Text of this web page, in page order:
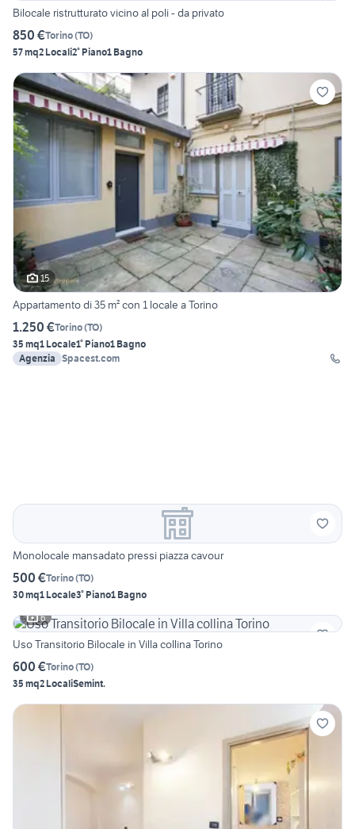
Bilocale ristrutturato vicino al poli - da privato
850 €Torino(TO)
57 mq2 Locali2° Piano1 Bagno
15
Appartamento di 35 m² con 1 locale a Torino
1.250 €Torino(TO)
35 mq1 Locale1° Piano1 Bagno
Agenzia Spacest.com
Monolocale mansadato pressi piazza cavour
500 €Torino(TO)
30 mq1 Locale3° Piano1 Bagno
6
Uso Transitorio Bilocale in Villa collina Torino
600 €Torino(TO)
35 mq2 LocaliSemint.